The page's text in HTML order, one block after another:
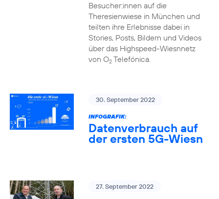
Besucher:innen auf die
Theresienwiese in München und
teilten ihre Erlebnisse dabei in
Stories, Posts, Bildern und Videos
über das Highspeed-Wiesnnetz
von O2Telefónica.
30. September 2022
INFOGRAFIK:
Datenverbrauch auf
der ersten 5G-Wiesn
27. September 2022